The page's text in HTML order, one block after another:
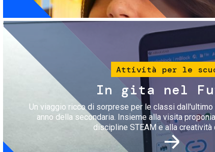
Immagine
Attività per le
In gita nel
Un viaggio ricco di sorprese per le classi
anno della secondaria. Insieme alla visita
discipline STEAM e alla creatività